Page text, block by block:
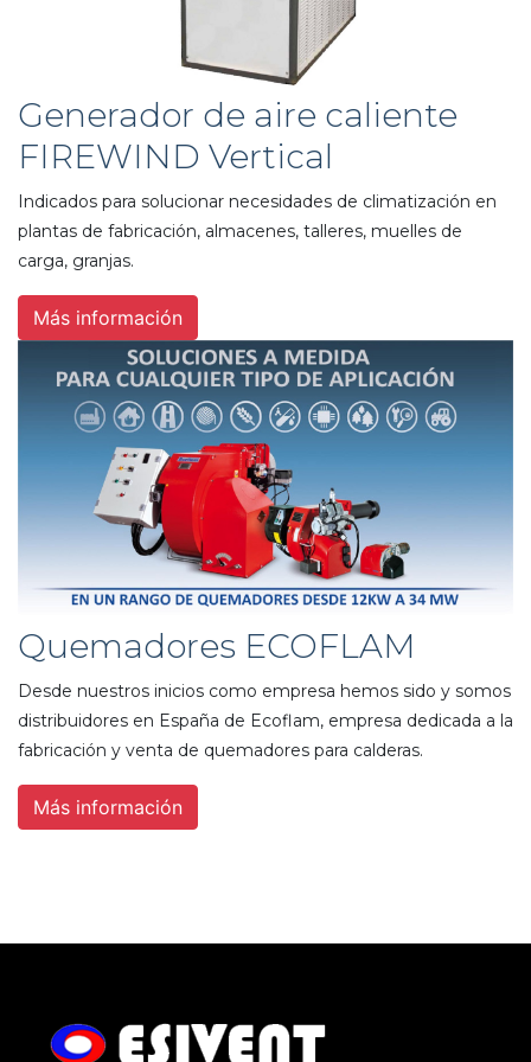
Generador de aire caliente
FIREWIND Vertical
Indicados para solucionar necesidades de climatización en
plantas de fabricación, almacenes, talleres, muelles de
carga, granjas.
Más información
Quemadores ECOFLAM
Desde nuestros inicios como empresa hemos sido y somos
distribuidores en España de Ecoflam, empresa dedicada a la
fabricación y venta de quemadores para calderas.
Más información